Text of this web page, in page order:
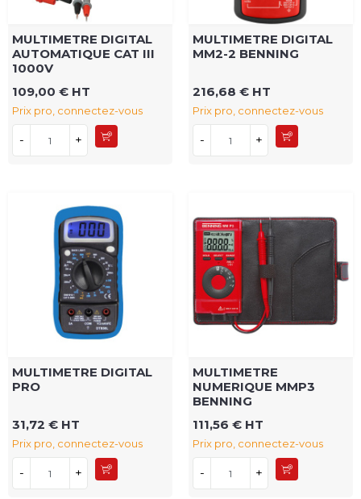
MULTIMETRE DIGITAL
AUTOMATIQUE CAT III
1000V
109,00 € HT
Prix pro, connectez-vous
- +
MULTIMETRE DIGITAL
MM2-2 BENNING
216,68 € HT
Prix pro, connectez-vous
- +
MULTIMETRE DIGITAL
PRO
31,72 € HT
Prix pro, connectez-vous
- +
MULTIMETRE
NUMERIQUE MMP3
BENNING
111,56 € HT
Prix pro, connectez-vous
- +